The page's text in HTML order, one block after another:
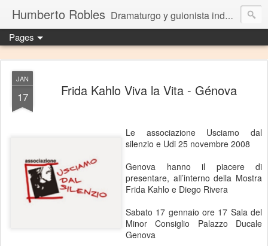
Humberto Robles Dramaturgo y guionista independiente
Pages
JAN
17 Frida Kahlo Viva la Vita - Génova
Le associazione Usciamo dal
silenzio e Udi 25 novembre 2008
Genova hanno il piacere di
presentare, all’interno della Mostra
Frida Kahlo e Diego Rivera
Sabato 17 gennaio ore 17 Sala del
Minor Consiglio Palazzo Ducale
Genova